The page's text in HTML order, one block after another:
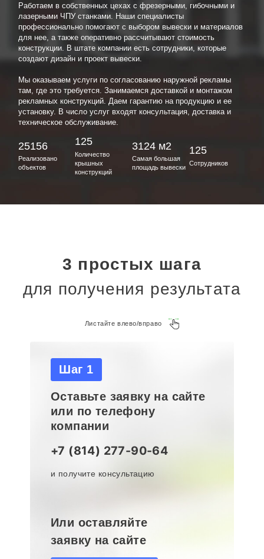
Работаем в собственных цехах с фрезерными, гибочными и
лазерными ЧПУ станками. Наши специалисты
профессионально помогают с выбором вывески и материалов
для нее, а также оперативно рассчитывают стоимость
конструкции. В штате компании есть сотрудники, которые
создают дизайн и проект вывески.
Мы оказываем услуги по согласованию наружной рекламы
там, где это требуется. Занимаемся доставкой и монтажом
рекламных конструкций. Даем гарантию на продукцию и ее
установку. В число услуг входят консультация, доставка и
техническое обслуживание.
25156
Реализовано
объектов
125
Количество
крышных
конструкций
3124 м2
Самая большая
площадь вывески
125
Сотрудников
3 простых шага
для получения результата
Листайте влево/вправо
Шаг 1
Оставьте заявку на сайте
или по телефону
компании
+7 (814) 277-90-64
и получите консультацию
Или оставляйте
заявку на сайте